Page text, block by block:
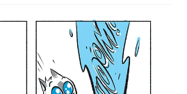
Search Button